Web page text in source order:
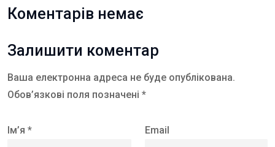
Коментарів немає
Залишити коментар
Ваша електронна адреса не буде опублікована.
Обов’язкові поля позначені *
Ім’я * Email